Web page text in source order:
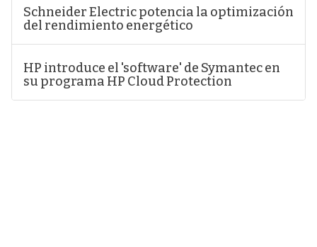
Schneider Electric potencia la optimización
del rendimiento energético
HP introduce el 'software' de Symantec en
su programa HP Cloud Protection